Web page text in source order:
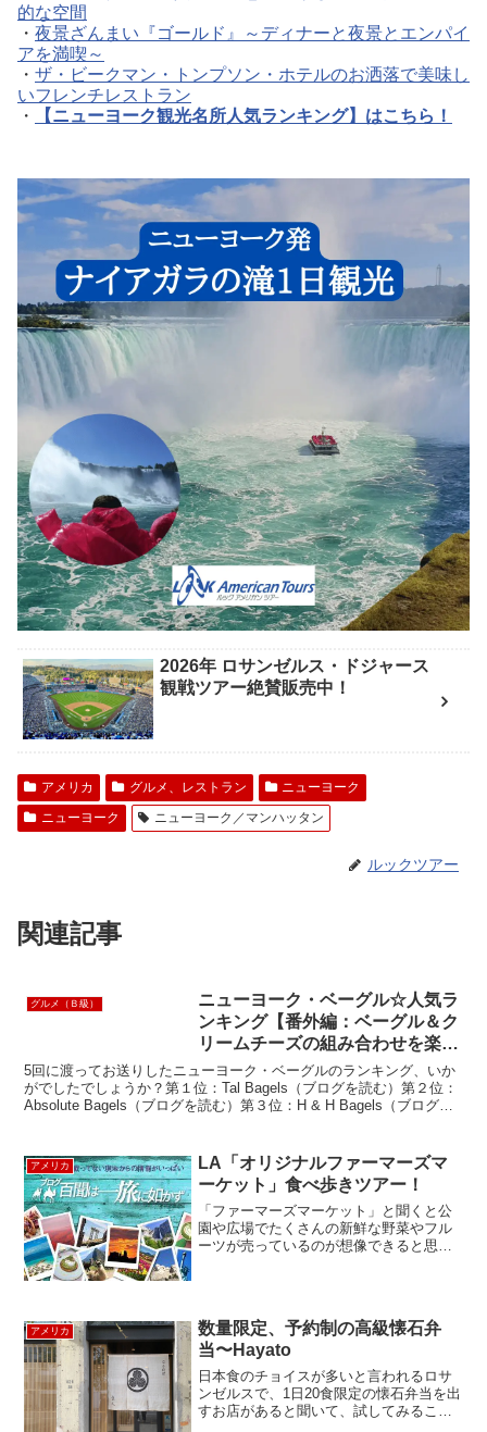
的な空間
・ 夜景ざんまい『ゴールド』～ディナーと夜景とエンパイ
アを満喫～
・ ザ・ビークマン・トンプソン・ホテルのお洒落で美味し
いフレンチレストラン
・
【ニューヨーク観光名所人気ランキング】はこちら！
2026年 ロサンゼルス・ドジャース
観戦ツアー絶賛販売中！
アメリカ グルメ、レストラン
ニューヨーク
ニューヨーク
ニューヨーク／マンハッタン
ルックツアー
関連記事
グルメ（Ｂ級）
ニューヨーク・ベーグル☆人気ラ
ンキング【番外編：ベーグル＆ク
リームチーズの組み合わせを楽し
もう！】
5回に渡ってお送りしたニューヨーク・ベーグルのランキング、いか
がでしたでしょうか？第１位：Tal Bagels（ブログを読む）第２位：
Absolute Bagels（ブログを読む）第３位：H & H Bagels（ブログを
アメリカ
LA「オリジナルファーマーズマ
ーケット」食べ歩きツアー！
「ファーマーズマーケット」と聞くと公
園や広場でたくさんの新鮮な野菜やフル
ーツが売っているのが想像できると思い
歴史81年！今回はその...
アメリカ
数量限定、予約制の高級懐石弁
当〜Hayato
日本食のチョイスが多いと言われるロサ
ンゼルスで、1日20食限定の懐石弁当を出
すお店があると聞いて、試してみること